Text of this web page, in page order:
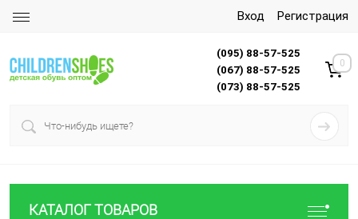
Вход Регистрация
(095) 88-57-525
(067) 88-57-525
(073) 88-57-525
0
КАТАЛОГ ТОВАРОВ